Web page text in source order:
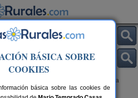
> Villa de Ayora
BÁSICA SOBRE
COOKIES
básica sobre las cookies de